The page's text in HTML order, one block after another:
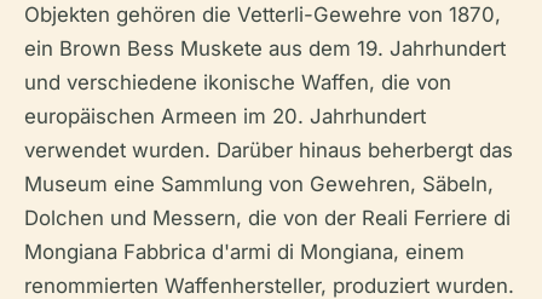
Objekten gehören die Vetterli-Gewehre von 1870,
ein Brown Bess Muskete aus dem 19. Jahrhundert
und verschiedene ikonische Waffen, die von
europäischen Armeen im 20. Jahrhundert
verwendet wurden. Darüber hinaus beherbergt das
Museum eine Sammlung von Gewehren, Säbeln,
Dolchen und Messern, die von der Reali Ferriere di
Mongiana Fabbrica d'armi di Mongiana, einem
renommierten Waffenhersteller, produziert wurden.